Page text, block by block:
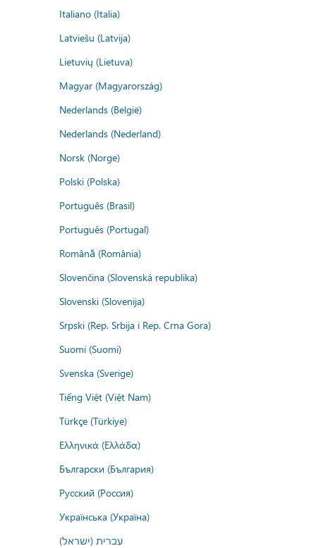
Italiano (Italia)
Latviešu (Latvija)
Lietuvių (Lietuva)
Magyar (Magyarország)
Nederlands (België)
Nederlands (Nederland)
Norsk (Norge)
Polski (Polska)
Português (Brasil)
Português (Portugal)
Română (România)
Slovenčina (Slovenská republika)
Slovenski (Slovenija)
Srpski (Rep. Srbija i Rep. Crna Gora)
Suomi (Suomi)
Svenska (Sverige)
Tiếng Việt (Việt Nam)
Türkçe (Türkiye)
Ελληνικά (Ελλάδα)
Български (България)
Русский (Россия)
Українська (Україна)
עברית (ישראל)